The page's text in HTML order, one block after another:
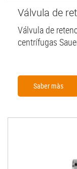
Válvula de
Válvula de
centrífugas
Saber màs